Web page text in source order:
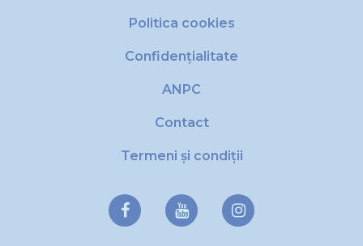
Politica cookies
Confidențialitate
ANPC
Contact
Termeni și condiții